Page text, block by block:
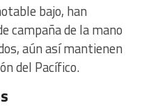
bajo, han
campaña de la mano
aún así mantienen
del Pacífico.